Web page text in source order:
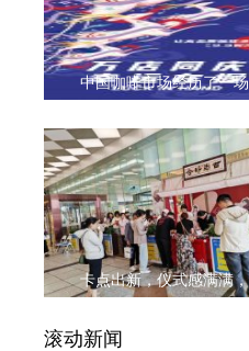
中国咖啡市场经历了一场
卡点出新，仪式感满满，
滚动新闻